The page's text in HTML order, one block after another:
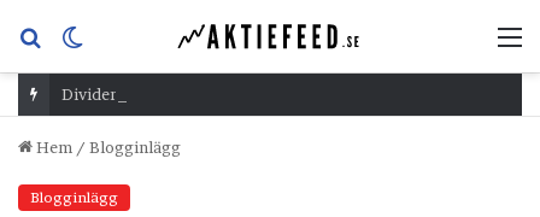
Sök
efterskin
Dividend Overshoot Day
Hem / Blogginlägg
Blogginlägg